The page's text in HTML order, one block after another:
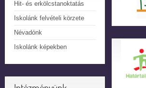
Hit- és erkölcstanoktatás
Iskolánk felvételi körzete
Névadónk
Iskolánk képekben